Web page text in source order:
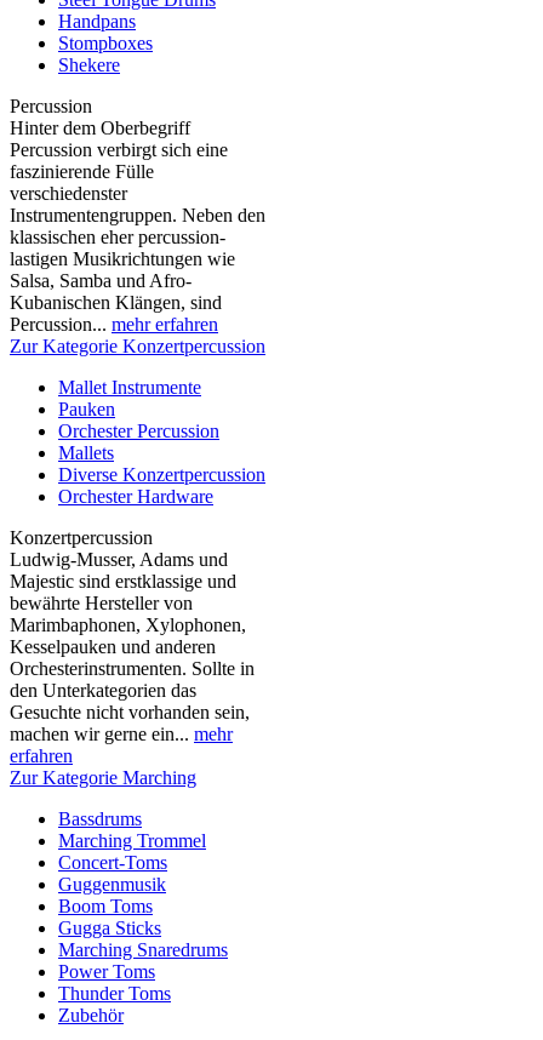
Handpans
Stompboxes
Shekere
Percussion
Hinter dem Oberbegriff
Percussion verbirgt sich eine
faszinierende Fülle
verschiedenster
Instrumentengruppen. Neben den
klassischen eher percussion-
lastigen Musikrichtungen wie
Salsa, Samba und Afro-
Kubanischen Klängen, sind
Percussion... mehr erfahren
Zur Kategorie Konzertpercussion
Mallet Instrumente
Pauken
Orchester Percussion
Mallets
Diverse Konzertpercussion
Orchester Hardware
Konzertpercussion
Ludwig-Musser, Adams und
Majestic sind erstklassige und
bewährte Hersteller von
Marimbaphonen, Xylophonen,
Kesselpauken und anderen
Orchesterinstrumenten. Sollte in
den Unterkategorien das
Gesuchte nicht vorhanden sein,
machen wir gerne ein... mehr
erfahren
Zur Kategorie Marching
Bassdrums
Marching Trommel
Concert-Toms
Guggenmusik
Boom Toms
Gugga Sticks
Marching Snaredrums
Power Toms
Thunder Toms
Zubehör